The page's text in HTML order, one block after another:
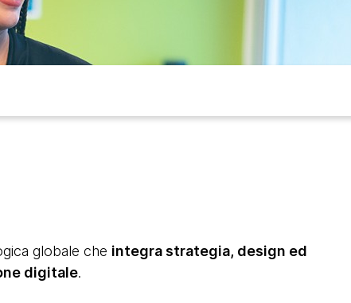
globale che integra strategia, design ed
digitale.